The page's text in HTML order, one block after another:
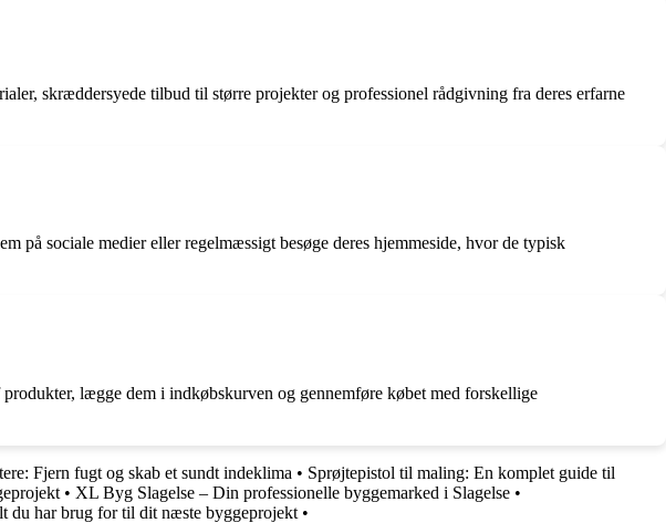
skræddersyede tilbud til større projekter og professionel rådgivning fra deres erfarne
på sociale medier eller regelmæssigt besøge deres hjemmeside, hvor de typisk
lægge dem i indkøbskurven og gennemføre købet med forskellige
Fjern fugt og skab et sundt indeklima • Sprøjtepistol til maling: En komplet guide til
• XL Byg Slagelse – Din professionelle byggemarked i Slagelse •
du har brug for til dit næste byggeprojekt •